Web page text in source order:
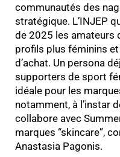
communautés des
stratégique. L’INJEP
de 2025 les amateurs
profils plus féminins
d’achat. Un persona
supporters de sport
idéale pour les
notamment, à l’instar
collabore avec
marques “skincare”,
Anastasia Pagonis.